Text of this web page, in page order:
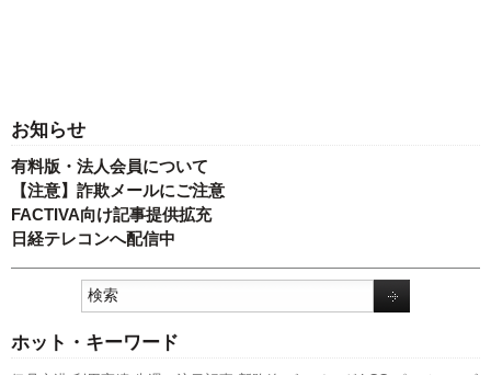
お知らせ
有料版・法人会員について
【注意】詐欺メールにご注意
FACTIVA向け記事提供拡充
日経テレコンへ配信中
ホット・キーワード